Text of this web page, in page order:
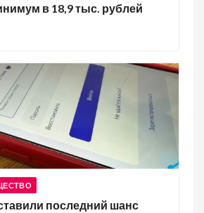
в 18,9 тыс. рублей
последний шанс